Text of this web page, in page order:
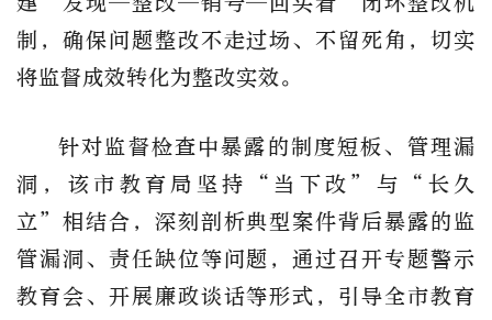
制，确保问题整改不走过场、不留死角，切实
将监督成效转化为整改实效。
针对监督检查中暴露的制度短板、管理漏
洞，该市教育局坚持
“当下改”与“长久
立”相结合，深刻剖析典型案件背后暴露的监
管漏洞、责任缺位等问题，通过召开专题警示
教育会、开展廉政谈话等形式，引导全市教育